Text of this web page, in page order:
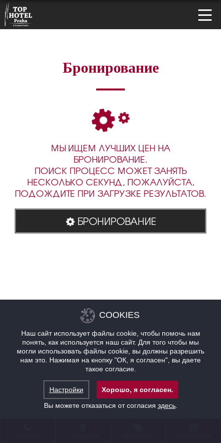
Бронирование
МЫ ИЩЕМ ЛУЧШИХ ЦЕН НА
БРОНИРОВАНИЕ.
ПОИСК ПРОЦЕСС МОЖЕТ ЗАНЯТЬ
НЕСКОЛЬКО СЕКУНД, ПОЖАЛУЙСТА,
ПОДОЖДИТЕ ПРИ ЗАГРУЗКЕ РЕЗУЛЬТАТОВ.
БРОНИРОВАНИЕ
COOKIES
Наш сайт использует файлы cookie, чтобы помочь нам
понять, как используется наш сайт. Для того чтобы мы
могли использовать файлы cookie, вы должны разрешить
нам это. Нажимая на кнопку "ОК, я согласен", вы даете
такое согласие.
Настройки
Хорошо, я согласен.
Вы можете отказаться от согласия здесь.